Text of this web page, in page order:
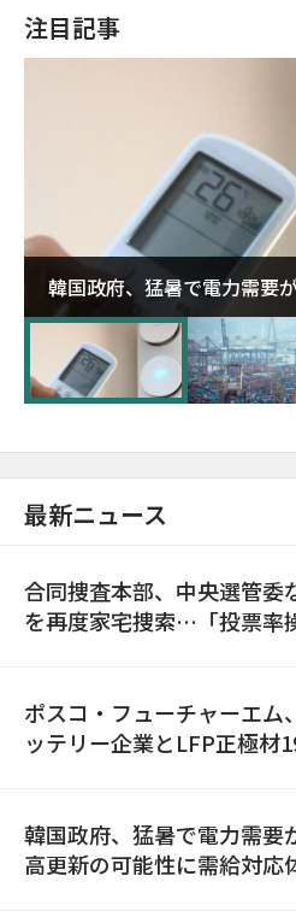
注目記事
韓国政府、猛暑で電力需要
に需給対応体制を点検
最新ニュース
合同捜査本部、中央選管委
を再度家宅捜索…「投票率
ポスコ・フューチャーエム
ッテリー企業とLFP正極材
韓国政府、猛暑で電力需要
高更新の可能性に需給対応